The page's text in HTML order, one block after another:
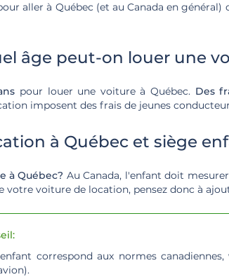
aller à Québec (et au Canada en
âge peut-on louer une
pour louer une voiture à Québec. Des
imposent des frais de jeunes
à Québec et siège
à Québec? Au Canada, l'enfant doit
votre voiture de location, pensez donc à
correspond aux normes